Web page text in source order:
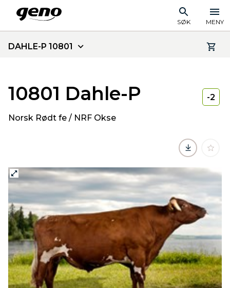
SØK MENY
DAHLE-P 10801
10801 Dahle-P
Norsk Rødt fe / NRF Okse
-2